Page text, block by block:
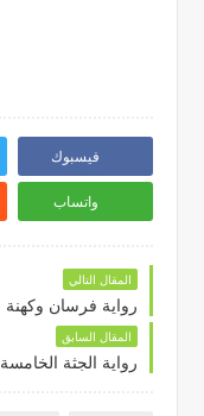
فيسبوك
واتساب
المقال التالي
رواية فرسان وكهنة
المقال السابق
رواية الجثة الخامسة